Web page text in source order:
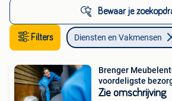
Bewaar je
Filters Diensten en Vakmensen
Brenger
voordeligste
Zie omschrijving